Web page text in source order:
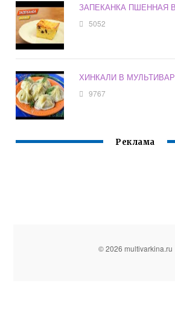
ЗАПЕКАНКА ПШЕННАЯ
5052
ХИНКАЛИ В
9767
Реклама
© 2026 multivarkina.ru